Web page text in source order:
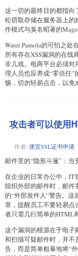
这一切的最终目的都指向
松窃取存储在服务器上
作模式与臭名昭著的
Water Pamola的可怕之
所有存在XSS漏洞的在线
非儿戏。电商平台必须
理人员也应养成“零信任
惕，切勿轻易点击，以免
攻击者可以使用
作者: 便宜SSL证书申请
邮件里的“隐形斗篷”：当
在企业的日常办公中，IT
组织外部的邮件时，邮件
的“外部发件人”警告。
章，提醒员工不要轻易
者只需几行简单的HTML
这个漏洞的根源在于电
和扫描可疑邮件时，并
告，而是简单粗暴地将“